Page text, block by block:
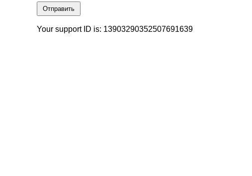
Отправить
Your support ID is: 13903290352507691639